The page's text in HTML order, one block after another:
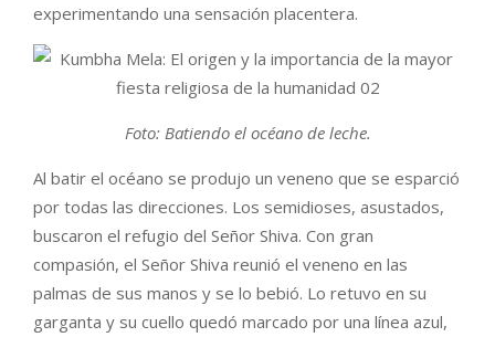
experimentando una sensación placentera.
Foto: Batiendo el océano de leche.
Al batir el océano se produjo un veneno que se esparció
por todas las direcciones. Los semidioses, asustados,
buscaron el refugio del Señor Shiva. Con gran
compasión, el Señor Shiva reunió el veneno en las
palmas de sus manos y se lo bebió. Lo retuvo en su
garganta y su cuello quedó marcado por una línea azul,